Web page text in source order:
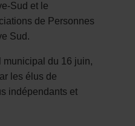
Sud et le
de Personnes
Sud.
municipal du 16 juin,
les élus de
indépendants et